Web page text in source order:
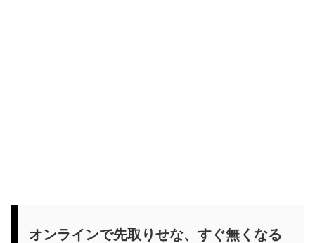
オンラインで先取りせな、すぐ無くなる